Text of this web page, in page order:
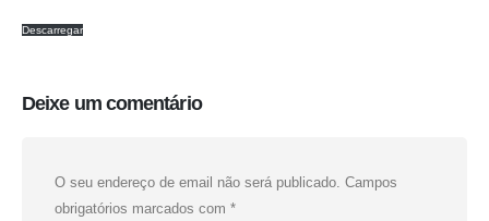
Descarregar
Deixe um comentário
O seu endereço de email não será publicado. Campos
obrigatórios marcados com *